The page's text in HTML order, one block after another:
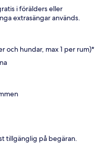
i förälders eller
extrasängar används.
och hundar, max 1 per rum)*
tillgänglig på begäran.